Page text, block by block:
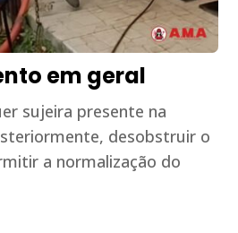
em geral
sujeira presente na
desobstruir o
a normalização do